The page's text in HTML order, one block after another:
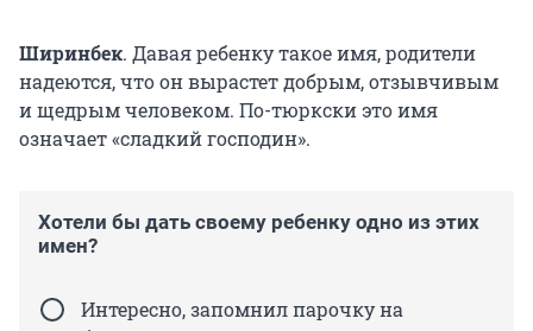
Ширинбек. Давая ребенку такое имя, родители
надеются, что он вырастет добрым, отзывчивым
и щедрым человеком. По-тюркски это имя
означает «сладкий господин».
Хотели бы дать своему ребенку одно из этих
имен?
Интересно, запомнил парочку на